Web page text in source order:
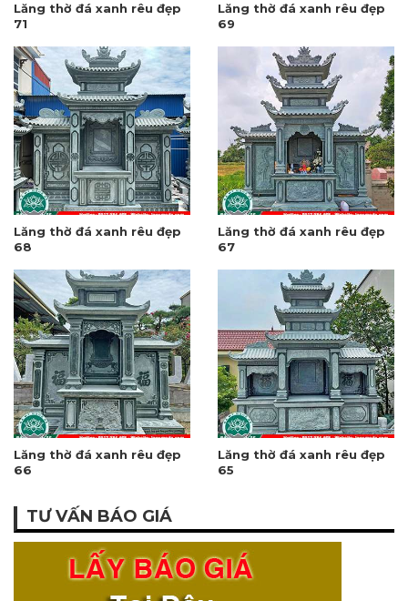
Lăng thờ đá xanh rêu đẹp
71
Lăng thờ đá xanh rêu đẹp
69
Lăng thờ đá xanh rêu đẹp
68
Lăng thờ đá xanh rêu đẹp
67
Lăng thờ đá xanh rêu đẹp
66
Lăng thờ đá xanh rêu đẹp
65
TƯ VẤN BÁO GIÁ